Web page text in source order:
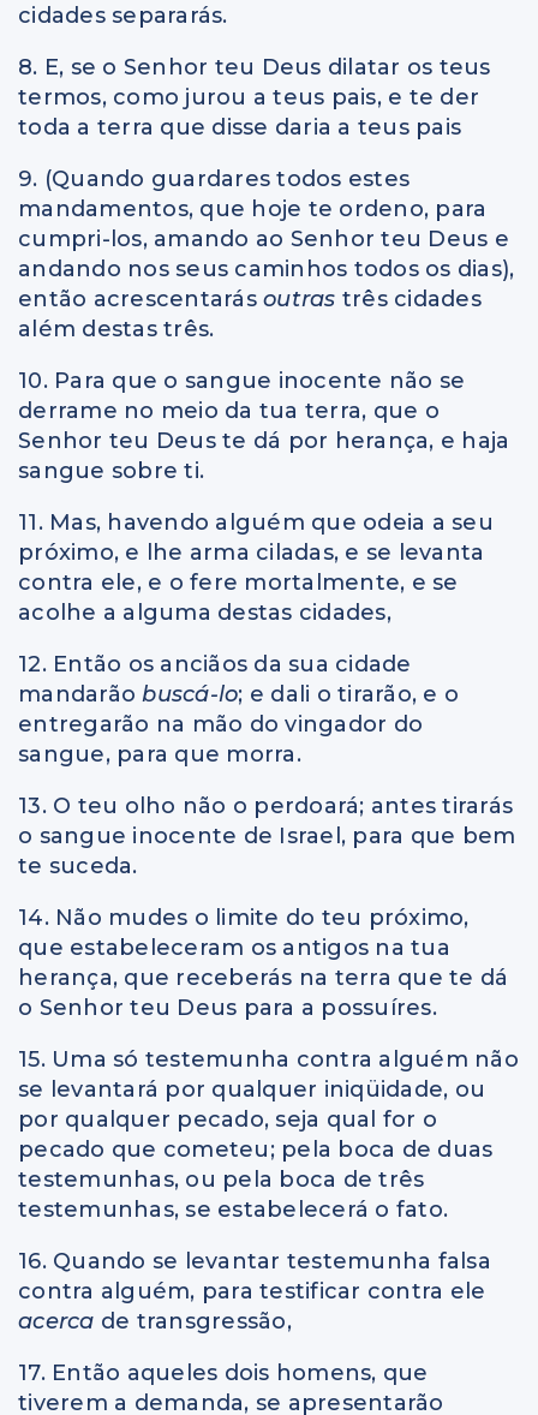
cidades separarás.
8. E, se o Senhor teu Deus dilatar os teus
termos, como jurou a teus pais, e te der
toda a terra que disse daria a teus pais
9. (Quando guardares todos estes
mandamentos, que hoje te ordeno, para
cumpri-los, amando ao Senhor teu Deus e
andando nos seus caminhos todos os dias),
então acrescentarás outras três cidades
além destas três.
10. Para que o sangue inocente não se
derrame no meio da tua terra, que o
Senhor teu Deus te dá por herança, e haja
sangue sobre ti.
11. Mas, havendo alguém que odeia a seu
próximo, e lhe arma ciladas, e se levanta
contra ele, e o fere mortalmente, e se
acolhe a alguma destas cidades,
12. Então os anciãos da sua cidade
mandarãobuscá-lo; e dali o tirarão, e o
entregarão na mão do vingador do
sangue, para que morra.
13. O teu olho não o perdoará; antes tirarás
o sangue inocente de Israel, para que bem
te suceda.
14. Não mudes o limite do teu próximo,
que estabeleceram os antigos na tua
herança, que receberás na terra que te dá
o Senhor teu Deus para a possuíres.
15. Uma só testemunha contra alguém não
se levantará por qualquer iniqüidade, ou
por qualquer pecado, seja qual for o
pecado que cometeu; pela boca de duas
testemunhas, ou pela boca de três
testemunhas, se estabelecerá o fato.
16. Quando se levantar testemunha falsa
contra alguém, para testificar contra ele
acerca de transgressão,
17. Então aqueles dois homens, que
tiverem a demanda, se apresentarão